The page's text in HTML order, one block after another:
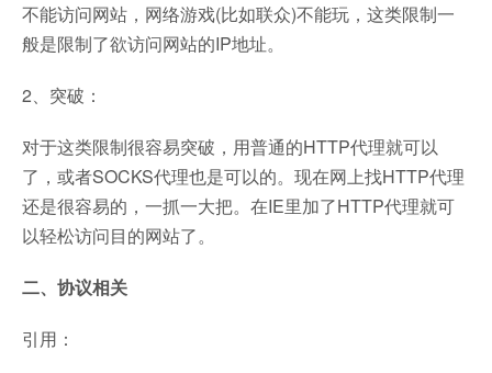
不能访问网站，网络游戏(比如联众)不能玩，这类限制一
般是限制了欲访问网站的IP地址。
2、突破：
对于这类限制很容易突破，用普通的HTTP代理就可以
了，或者SOCKS代理也是可以的。现在网上找HTTP代理
还是很容易的，一抓一大把。在IE里加了HTTP代理就可
以轻松访问目的网站了。
二、协议相关
引用：